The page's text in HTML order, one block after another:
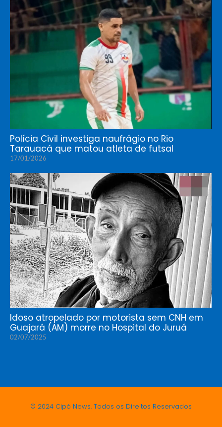
Polícia Civil investiga naufrágio no Rio
Tarauacá que matou atleta de futsal
17/01/2026
Idoso atropelado por motorista sem CNH em
Guajará (AM) morre no Hospital do Juruá
02/07/2025
© 2024 Cipó News. Todos os Direitos Reservados